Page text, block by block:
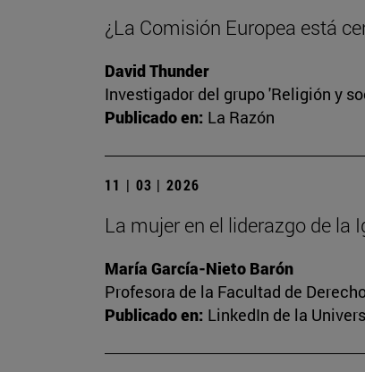
¿La Comisión Europea está
David Thunder
Investigador del grupo 'Religión y
Publicado en: La Razón
11 | 03 | 2026
La mujer en el liderazgo de la
María García-Nieto Barón
Profesora de la Facultad de
Publicado en: LinkedIn de la